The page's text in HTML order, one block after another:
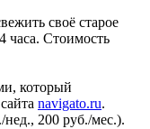
своё старое
часа. Стоимость
который
navigato.ru.
нед., 200 руб./мес.).